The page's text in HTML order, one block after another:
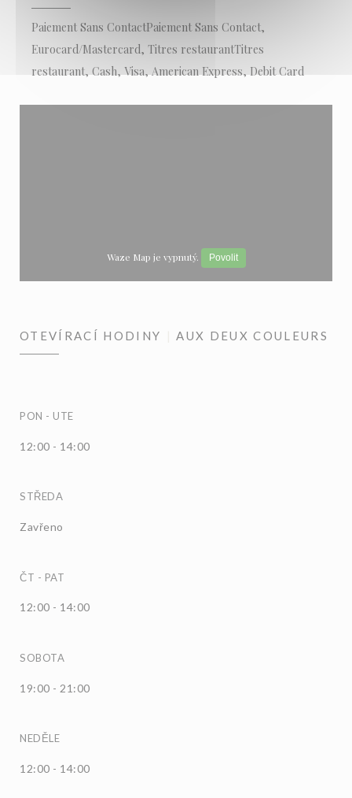
Paiement Sans ContactPaiement Sans Contact,
Eurocard/Mastercard, Titres restaurantTitres
restaurant, Cash, Visa, American Express, Debit Card
Waze Map je vypnutý. Povolit
OTEVÍRACÍ HODINY AUX DEUX COULEURS
PON - UTE
12:00 - 14:00
STŘEDA
Zavřeno
ČT - PAT
12:00 - 14:00
SOBOTA
19:00 - 21:00
NEDĚLE
12:00 - 14:00